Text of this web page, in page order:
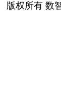
版权所有 数